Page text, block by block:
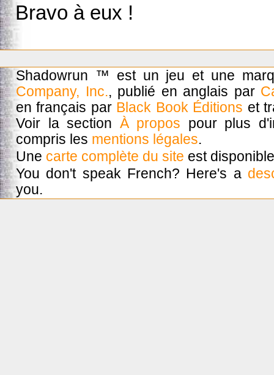
Bravo à eux !
Shadowrun ™ est un jeu et une
Company, Inc., publié en anglais par
en français par Black Book Éditions et
Voir la section À propos pour plus
compris les mentions légales.
Une carte complète du site est
You don't speak French? Here's a
you.